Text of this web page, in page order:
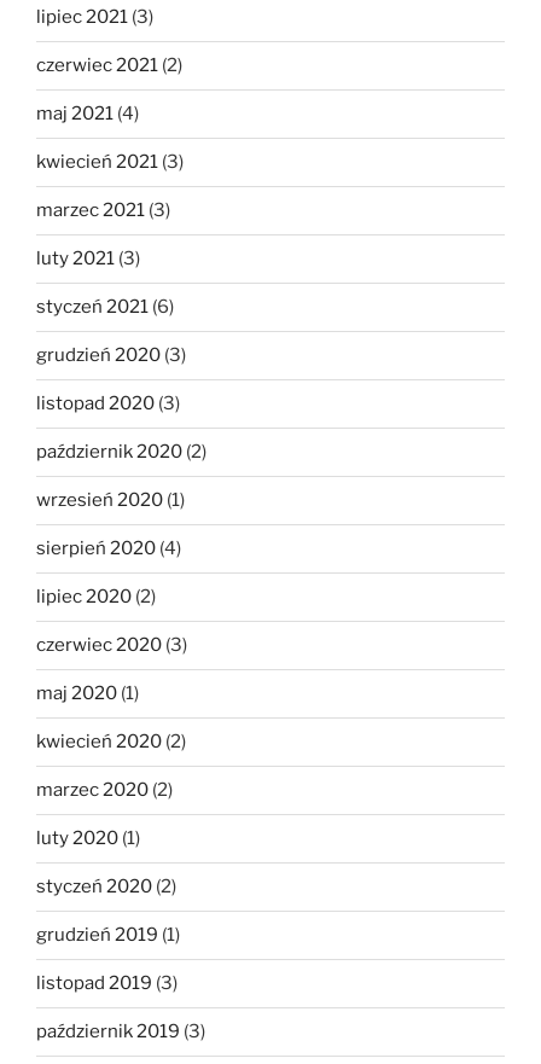
lipiec 2021 (3)
czerwiec 2021 (2)
maj 2021 (4)
kwiecień 2021 (3)
marzec 2021 (3)
luty 2021 (3)
styczeń 2021 (6)
grudzień 2020 (3)
listopad 2020 (3)
październik 2020 (2)
wrzesień 2020 (1)
sierpień 2020 (4)
lipiec 2020 (2)
czerwiec 2020 (3)
maj 2020 (1)
kwiecień 2020 (2)
marzec 2020 (2)
luty 2020 (1)
styczeń 2020 (2)
grudzień 2019 (1)
listopad 2019 (3)
październik 2019 (3)